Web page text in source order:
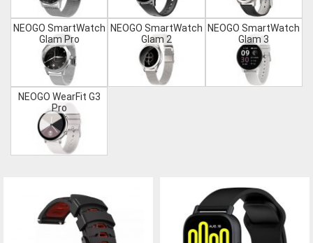
NEOGO SmartWatch
Glam Pro
NEOGO SmartWatch
Glam 2
NEOGO SmartWatch
Glam 3
NEOGO WearFit G3
Pro